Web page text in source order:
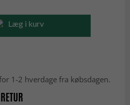
Læg i kurv
1-2 hverdage fra købsdagen.